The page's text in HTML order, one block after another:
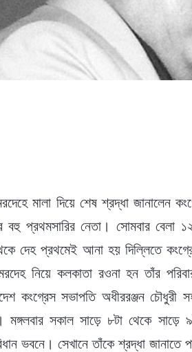
মরদেহে মালা দিয়ে শেষ শ্রদ্ধা
বহু প্রথমসারির নেতা। সোমবার বেলা
দেহ প্রথমেই আনা হয় দিল্লিতে
মরদেহ নিয়ে কলকাতা রওনা হন তাঁর
কংগ্রেস সভাপতি অধীররঞ্জন চৌধুরী
মঙ্গলবার সকাল সাড়ে ৮টা থেকে সাড়ে
ভবনে। সেখানে তাঁকে শ্রদ্ধা জানাতে